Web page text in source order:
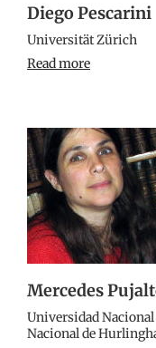
Diego Pescarini
Universität Zürich
Read more
Mercedes
Universidad
Nacional de